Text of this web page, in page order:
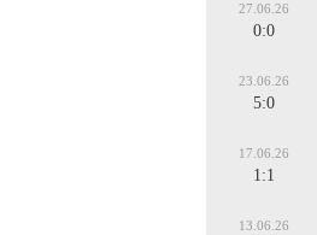
27.06.26
0:0
23.06.26
5:0
17.06.26
1:1
13.06.26